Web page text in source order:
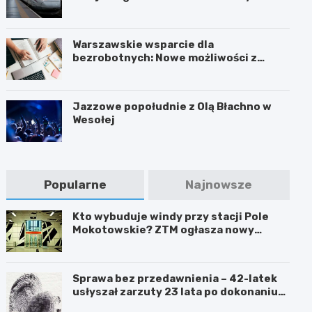
Warszawskie wsparcie dla
bezrobotnych: Nowe możliwości z
Jazzowe popołudnie z Olą Błachno w
Wesołej
Popularne Najnowsze
Kto wybuduje windy przy stacji Pole
Mokotowskie? ZTM ogłasza nowy
Sprawa bez przedawnienia – 42-latek
usłyszał zarzuty 23 lata po dokonaniu